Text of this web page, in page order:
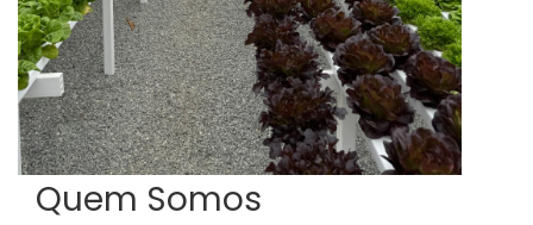
Quem Somos